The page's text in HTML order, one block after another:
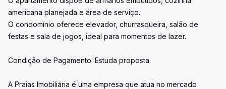
americana planejada e área de serviço.
O condomínio oferece elevador, churrasqueira, salão de
festas e sala de jogos, ideal para momentos de lazer.
Condição de Pagamento: Estuda proposta.
A Praias Imobiliária é uma empresa que atua no mercado